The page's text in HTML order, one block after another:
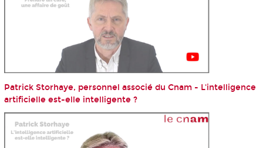
Patrick Storhaye, personnel associé du Cnam - L'intelligence
artificielle est-elle intelligente ?